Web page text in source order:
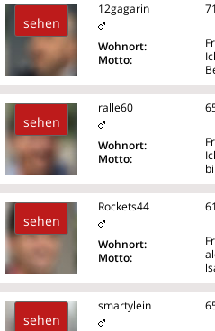
sehen
12gagarin
Wohnort:
Motto:
sehen
ralle60
Wohnort:
Motto:
sehen
Rockets44
Wohnort:
Motto:
sehen
smartylein